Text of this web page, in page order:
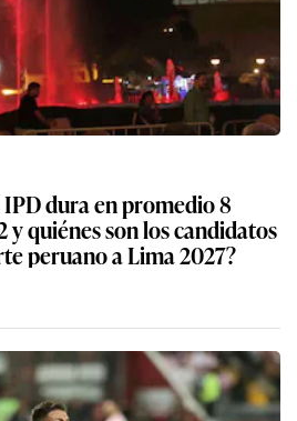
dura en promedio 8
y quiénes son los candidatos
peruano a Lima 2027?